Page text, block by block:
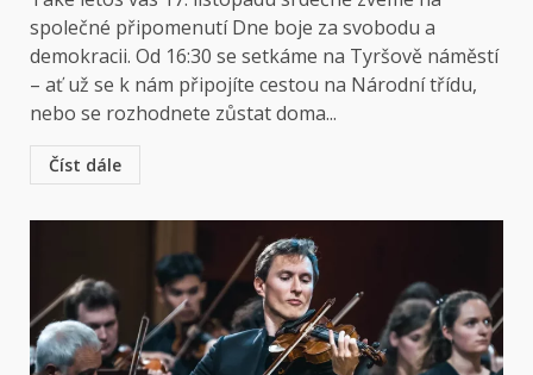
společné připomenutí Dne boje za svobodu a
demokracii. Od 16:30 se setkáme na Tyršově náměstí
– ať už se k nám připojíte cestou na Národní třídu,
nebo se rozhodnete zůstat doma...
Číst dále